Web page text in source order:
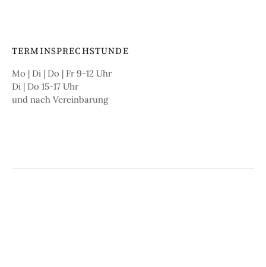
TERMINSPRECHSTUNDE
Mo | Di | Do | Fr 9-12 Uhr
Di | Do 15-17 Uhr
und nach Vereinbarung